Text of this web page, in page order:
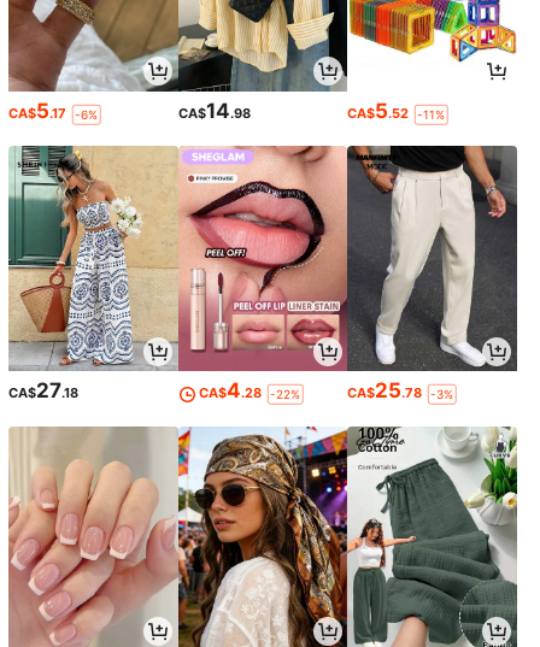
CA$5.17 -6% CA$14.98 CA$5.52 -11%
CA$27.18 CA$4.28 -22% CA$25.78 -3%